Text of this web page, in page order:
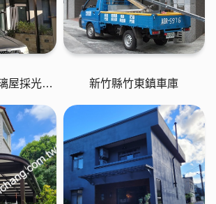
屋採光罩
新竹縣竹東鎮車庫